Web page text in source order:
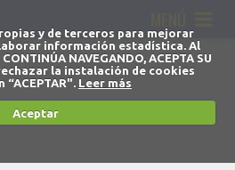
y de terceros para mejorar
información estadística. Al
NAVEGANDO, ACEPTA SU
la instalación de cookies
“ACEPTAR". Leer más
Aceptar